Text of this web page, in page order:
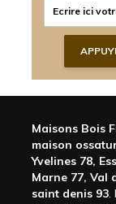
Maisons Bois
maison
Yvelines 78,
Marne 77, Val
saint denis 93.